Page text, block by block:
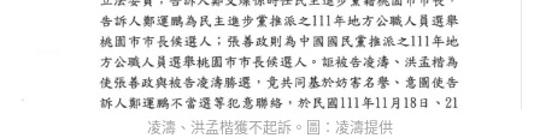
凌濤、洪孟楷獲不起訴。圖：凌濤提供